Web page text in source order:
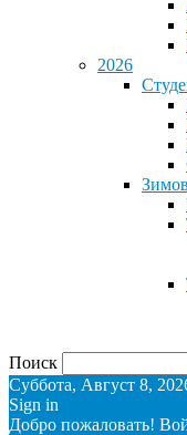
2026
Поиск
Суббота, Август 8,
Sign in
Добро пожаловать!